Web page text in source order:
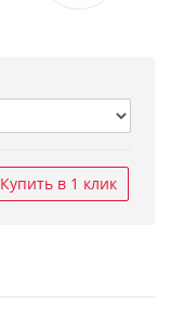
Купить в 1 клик